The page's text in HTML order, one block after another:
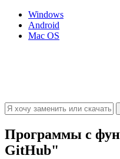
Windows
Android
Mac OS
Программы с
GitHub"